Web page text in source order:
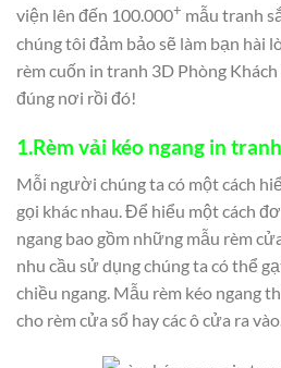
viện lên đến 100.000+ mẫu tranh
chúng tôi đảm bảo sẽ làm bạn hài
rèm cuốn in tranh 3D Phòng
đúng nơi rồi đó!
1.Rèm vải kéo ngang in
Mỗi người chúng ta có một cách
gọi khác nhau. Để hiểu một cách
ngang bao gồm những mẫu rèm
nhu cầu sử dụng chúng ta có thể
chiều ngang. Mẫu rèm kéo ngang
cho rèm cửa sổ hay các ô cửa ra